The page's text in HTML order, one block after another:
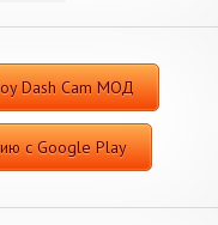
Dash Cam МОД
с Google Play